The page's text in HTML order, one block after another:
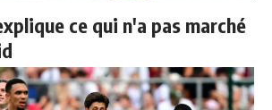
ce qui n'a pas marché